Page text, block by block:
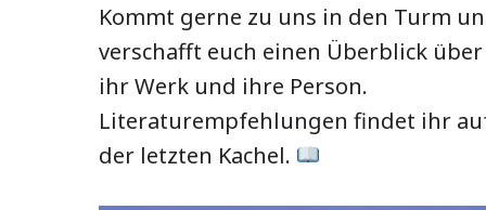
Kommt gerne zu uns in den Turm
verschafft euch einen Überblick über
ihr Werk und ihre Person.
Literaturempfehlungen findet ihr
der letzten Kachel.